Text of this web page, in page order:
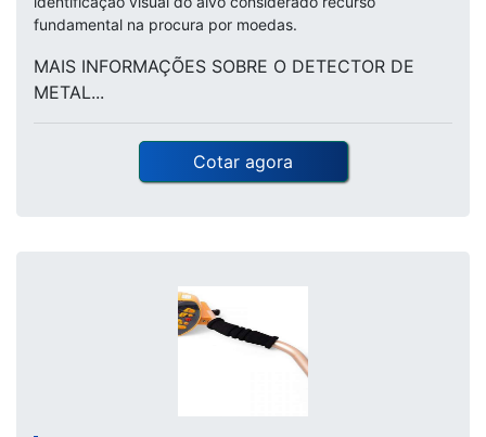
fundamental na procura por moedas.
MAIS INFORMAÇÕES SOBRE O DETECTOR DE
METAL...
Cotar agora